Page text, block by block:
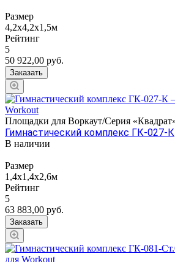
Размер
4,2х4,2х1,5м
Рейтинг
5
50 922,00 руб.
Заказать
Площадки для Воркаут/Серия
Гимнастический комплекс ГК-027-К
В наличии
Размер
1,4х1,4х2,6м
Рейтинг
5
63 883,00 руб.
Заказать